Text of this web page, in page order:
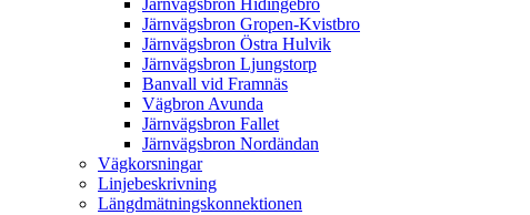
Järnvägsbron Hidingebro
Järnvägsbron Gropen-Kvistbro
Järnvägsbron Östra Hulvik
Järnvägsbron Ljungstorp
Banvall vid Framnäs
Vägbron Avunda
Järnvägsbron Fallet
Järnvägsbron Nordändan
Vägkorsningar
Linjebeskrivning
Längdmätningskonnektionen